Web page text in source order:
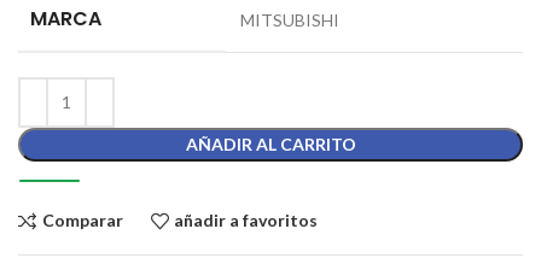
MARCA MITSUBISHI
AÑADIR AL CARRITO
Comparar añadir a favoritos